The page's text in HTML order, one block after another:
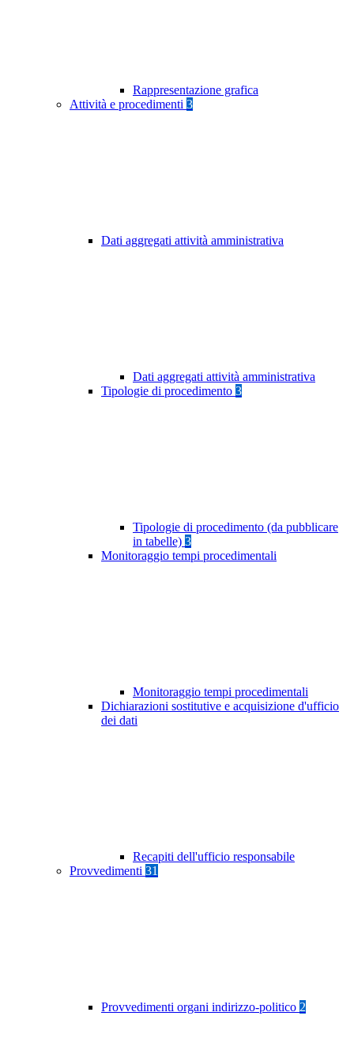
Rappresentazione grafica
Attività e procedimenti 3
Dati aggregati attività amministrativa
Dati aggregati attività amministrativa
Tipologie di procedimento 3
Tipologie di procedimento (da pubblicare
in tabelle) 3
Monitoraggio tempi procedimentali
Monitoraggio tempi procedimentali
Dichiarazioni sostitutive e acquisizione d'ufficio
dei dati
Recapiti dell'ufficio responsabile
Provvedimenti 31
Provvedimenti organi indirizzo-politico 2